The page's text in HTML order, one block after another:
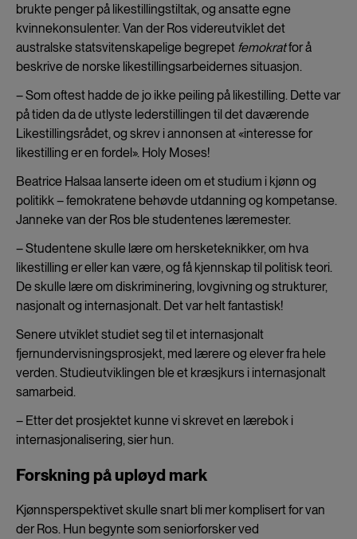
brukte penger på likestillingstiltak, og ansatte egne
kvinnekonsulenter. Van der Ros videreutviklet det
australske statsvitenskapelige begrepet femokratfor å
beskrive de norske likestillingsarbeidernes situasjon.
– Som oftest hadde de jo ikke peiling på likestilling. Dette var
på tiden da de utlyste lederstillingen til det daværende
Likestillingsrådet, og skrev i annonsen at «interesse for
likestilling er en fordel». Holy Moses!
Beatrice Halsaa lanserte ideen om et studium i kjønn og
politikk – femokratene behøvde utdanning og kompetanse.
Janneke van der Ros ble studentenes læremester.
– Studentene skulle lære om hersketeknikker, om hva
likestilling er eller kan være, og få kjennskap til politisk teori.
De skulle lære om diskriminering, lovgivning og strukturer,
nasjonalt og internasjonalt. Det var helt fantastisk!
Senere utviklet studiet seg til et internasjonalt
fjernundervisningsprosjekt, med lærere og elever fra hele
verden. Studieutviklingen ble et kræsjkurs i internasjonalt
samarbeid.
– Etter det prosjektet kunne vi skrevet en lærebok i
internasjonalisering, sier hun.
Forskning på upløyd mark
Kjønnsperspektivet skulle snart bli mer komplisert for van
der Ros. Hun begynte som seniorforsker ved